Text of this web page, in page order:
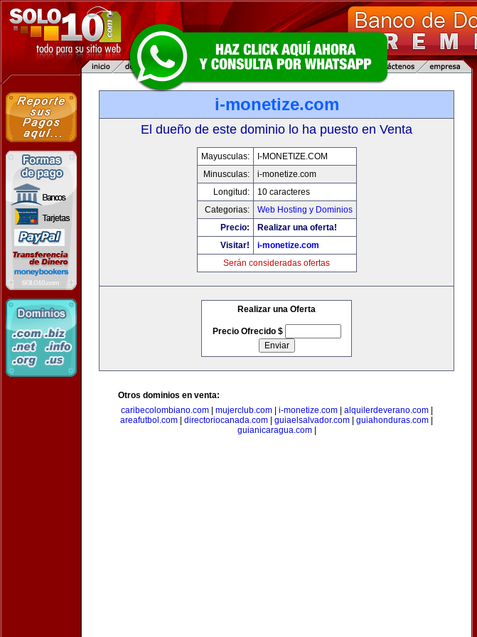
i-monetize.com
El dueño de este dominio lo ha puesto en Venta
Mayusculas:
I-MONETIZE.COM
Minusculas:
i-monetize.com
Longitud:
10 caracteres
Categorias:
Web Hosting y Dominios
Precio:
Realizar una oferta!
Visitar!
i-monetize.com
Serán consideradas ofertas
Realizar una Oferta
Precio Ofrecido $
Otros dominios en venta:
caribecolombiano.com| mujerclub.com| i-monetize.com| alquilerdeverano.com|
areafutbol.com
directoriocanada.com guiaelsalvador.com guiahonduras.com
guianicaragua.com|